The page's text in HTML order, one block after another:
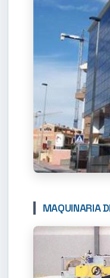
MAQUINARIA